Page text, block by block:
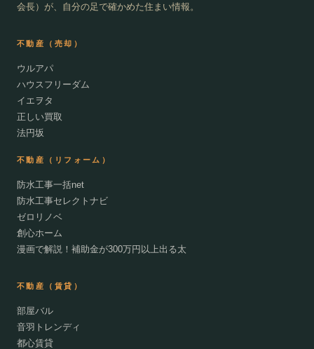
会長）が、自分の足で確かめた住まい情報。
不動産（売却）
ウルアパ
ハウスフリーダム
イエヲタ
正しい買取
法円坂
不動産（リフォーム）
防水工事一括net
防水工事セレクトナビ
ゼロリノベ
創心ホーム
漫画で解説！補助金が300万円以上出る太
不動産（賃貸）
部屋バル
音羽トレンディ
都心賃貸